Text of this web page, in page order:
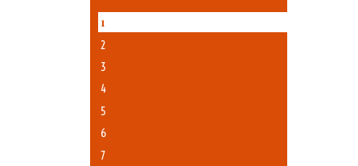
1
2
3
4
5
6
7